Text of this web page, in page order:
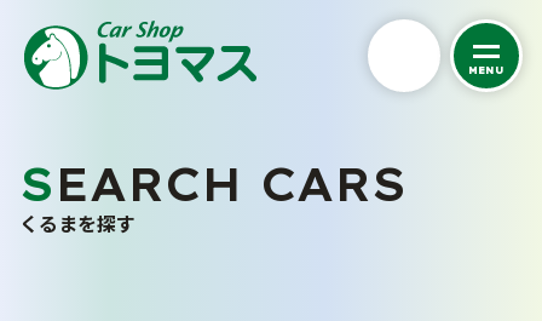
MENU
トヨマスクオリティ
くるまを探す
SEARCH CARS
くるまを探す